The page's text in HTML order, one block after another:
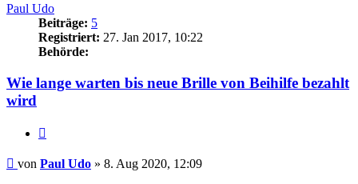
Paul Udo
Beiträge: 5
Registriert: 27. Jan 2017, 10:22
Behörde:
Wie lange warten bis neue Brille von Beihilfe bezahlt
wird
Beitrag
von Paul Udo » 8. Aug 2020, 12:09